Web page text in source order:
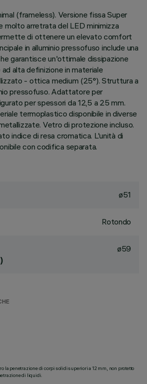
(frameless). Versione fissa Super
molto arretrata del LED minimizza
di ottenere un elevato comfort
in alluminio pressofuso include una
garantisce un'ottimale dissipazione
alta definizione in materiale
- ottica medium (25°). Struttura a
pressofuso. Adattatore per
per spessori da 12,5 a 25 mm.
termoplastico disponibile in diverse
Vetro di protezione incluso.
indice di resa cromatica. L'unità di
con codifica separata.
ø51
Rotondo
ø59
la penetrazione di corpi solidi superiori a 12 mm, non protetto
di liquidi.